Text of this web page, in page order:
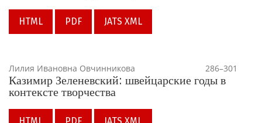
HTML PDF JATS XML
Лилия Ивановна Овчинникова 286–301
Казимир Зеленевский: швейцарские годы в
контексте творчества